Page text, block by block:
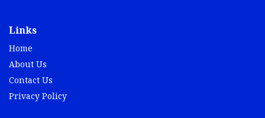
Links
Home
About Us
Contact Us
Privacy Policy